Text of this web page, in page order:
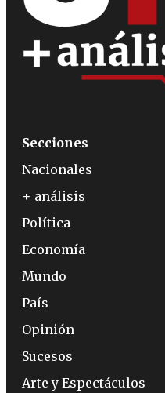
Secciones
Nacionales
+ análisis
Política
Economía
Mundo
País
Opinión
Sucesos
Arte y Espectáculos